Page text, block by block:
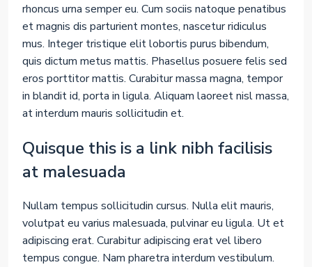
rhoncus urna semper eu. Cum sociis natoque penatibus
et magnis dis parturient montes, nascetur ridiculus
mus. Integer tristique elit lobortis purus bibendum,
quis dictum metus mattis. Phasellus posuere felis sed
eros porttitor mattis. Curabitur massa magna, tempor
in blandit id, porta in ligula. Aliquam laoreet nisl massa,
at interdum mauris sollicitudin et.
Quisque this is a link nibh facilisis
at malesuada
Nullam tempus sollicitudin cursus. Nulla elit mauris,
volutpat eu varius malesuada, pulvinar eu ligula. Ut et
adipiscing erat. Curabitur adipiscing erat vel libero
tempus congue. Nam pharetra interdum vestibulum.